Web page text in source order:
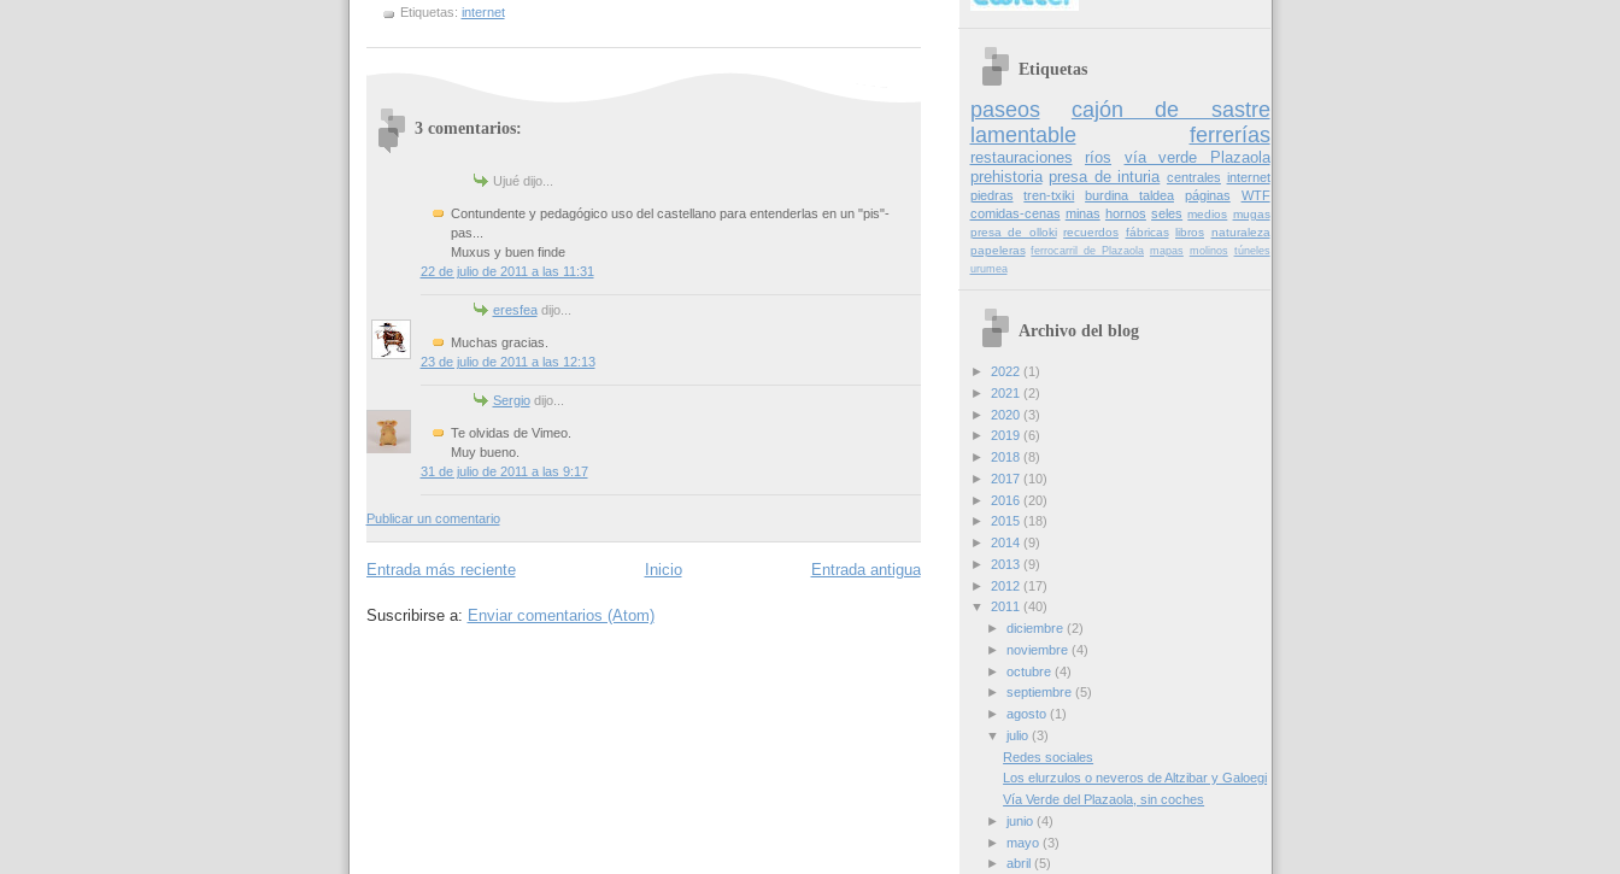
Etiquetas: internet
3 comentarios:
Ujué dijo...
Contundente y pedagógico uso del castellano para entenderlas en un "pis"-
pas...
Muxus y buen finde
22 de julio de 2011 a las 11:31
eresfeadijo...
Muchas gracias.
23 de julio de 2011 a las 12:13
Sergiodijo...
Te olvidas de Vimeo.
Muy bueno.
31 de julio de 2011 a las 9:17
Publicar un comentario
Entrada más reciente Entrada antigua
Inicio
Suscribirse a: Enviar comentarios (Atom)
Etiquetas
paseos
cajón de sastre
lamentable
ferrerías
restauraciones ríos
vía verde Plazaola
prehistoria presa de inturia centrales internet
piedras
tren-txiki burdina taldea páginas
WTF
comidas-cenas minas hornos seles medios mugas
presa de olloki recuerdos fábricas libros naturaleza
papeleras ferrocarril de Plazaola mapas molinos túneles
urumea
Archivo del blog
► 2022 (1)
► 2021 (2)
► 2020 (3)
► 2019 (6)
► 2018 (8)
► 2017 (10)
► 2016 (20)
► 2015 (18)
► 2014 (9)
► 2013 (9)
► 2012 (17)
▼ 2011 (40)
► diciembre (2)
► noviembre (4)
► octubre (4)
► septiembre (5)
► agosto (1)
▼ julio (3)
Redes sociales
Los elurzulos o neveros de Altzibar y Galoegi
Vía Verde del Plazaola, sin coches
► junio (4)
► mayo (3)
► abril (5)